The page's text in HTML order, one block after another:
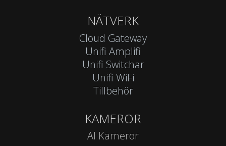
NÄTVERK
Cloud Gateway
Unifi Amplifi
Unifi Switchar
Unifi WiFi
Tillbehör
KAMEROR
AI Kameror